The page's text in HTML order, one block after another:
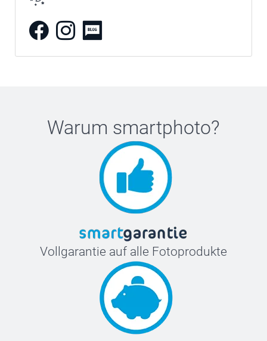
Warum smartphoto?
Vollgarantie auf alle Fotoprodukte